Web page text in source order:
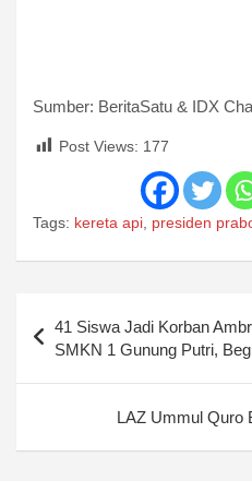
Sumber: BeritaSatu & IDX
Post Views: 177
Tags: kereta api presiden
navigation
41 Siswa Jadi Korban
SMKN 1 Gunung Putri,
LAZ Ummul Quro